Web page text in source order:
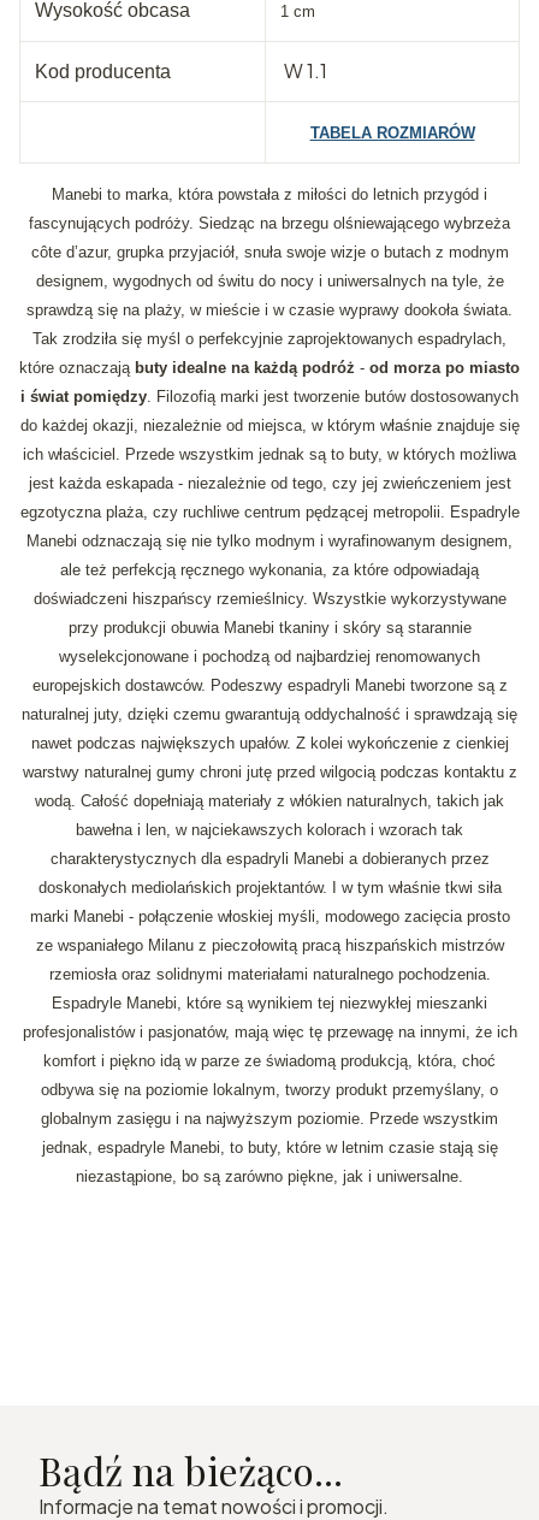
Wysokość obcasa 1 cm
Kod producenta W 1.1
TABELA ROZMIARÓW
Manebi to marka, która powstała z miłości do letnich przygód i
fascynujących podróży. Siedząc na brzegu olśniewającego wybrzeża
côte d’azur, grupka przyjaciół, snuła swoje wizje o butach z modnym
designem, wygodnych od świtu do nocy i uniwersalnych na tyle, że
sprawdzą się na plaży, w mieście i w czasie wyprawy dookoła świata.
Tak zrodziła się myśl o perfekcyjnie zaprojektowanych espadrylach,
które oznaczają buty idealne na każdą podróż - od morza po miasto
i świat pomiędzy . Filozofią marki jest tworzenie butów dostosowanych
do każdej okazji, niezależnie od miejsca, w którym właśnie znajduje się
ich właściciel. Przede wszystkim jednak są to buty, w których możliwa
jest każda eskapada - niezależnie od tego, czy jej zwieńczeniem jest
egzotyczna plaża, czy ruchliwe centrum pędzącej metropolii. Espadryle
Manebi odznaczają się nie tylko modnym i wyrafinowanym designem,
ale też perfekcją ręcznego wykonania, za które odpowiadają
doświadczeni hiszpańscy rzemieślnicy. Wszystkie wykorzystywane
przy produkcji obuwia Manebi tkaniny i skóry są starannie
wyselekcjonowane i pochodzą od najbardziej renomowanych
europejskich dostawców. Podeszwy espadryli Manebi tworzone są z
naturalnej juty, dzięki czemu gwarantują oddychalność i sprawdzają się
nawet podczas największych upałów. Z kolei wykończenie z cienkiej
warstwy naturalnej gumy chroni jutę przed wilgocią podczas kontaktu z
wodą. Całość dopełniają materiały z włókien naturalnych, takich jak
bawełna i len, w najciekawszych kolorach i wzorach tak
charakterystycznych dla espadryli Manebi a dobieranych przez
doskonałych mediolańskich projektantów. I w tym właśnie tkwi siła
marki Manebi - połączenie włoskiej myśli, modowego zacięcia prosto
ze wspaniałego Milanu z pieczołowitą pracą hiszpańskich mistrzów
rzemiosła oraz solidnymi materiałami naturalnego pochodzenia.
Espadryle Manebi, które są wynikiem tej niezwykłej mieszanki
profesjonalistów i pasjonatów, mają więc tę przewagę na innymi, że ich
komfort i piękno idą w parze ze świadomą produkcją, która, choć
odbywa się na poziomie lokalnym, tworzy produkt przemyślany, o
globalnym zasięgu i na najwyższym poziomie. Przede wszystkim
jednak, espadryle Manebi, to buty, które w letnim czasie stają się
niezastąpione, bo są zarówno piękne, jak i uniwersalne.
Bądź na bieżąco...
Informacje na temat nowości i promocji.